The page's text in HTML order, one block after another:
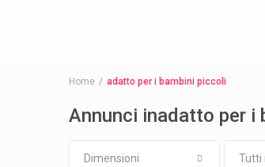
Home adatto per i bambini piccoli
Annunci inadatto per i
Dimensioni Tutti